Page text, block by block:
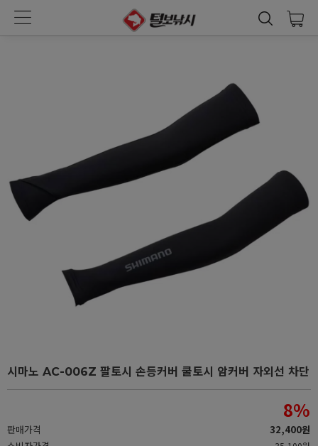
시마노 AC-006Z 팔토시 손등커버 쿨토시 암커버 자외선 차단
판매가격
8%
32,400원